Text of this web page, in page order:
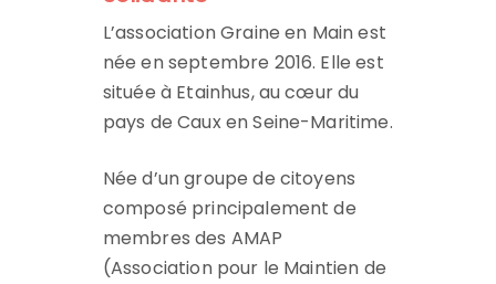
L’association Graine en Main est
née en septembre 2016. Elle est
située à Etainhus, au cœur du
pays de Caux en Seine-Maritime.
Née d’un groupe de citoyens
composé principalement de
membres des AMAP
(Association pour le Maintien de